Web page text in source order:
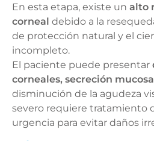
En esta etapa, existe un alto
corneal debido a la
de protección natural y el
incompleto.
El paciente puede presentar
corneales, secreción mucosa
disminución de la agudeza
severo requiere tratamiento
urgencia para evitar daños